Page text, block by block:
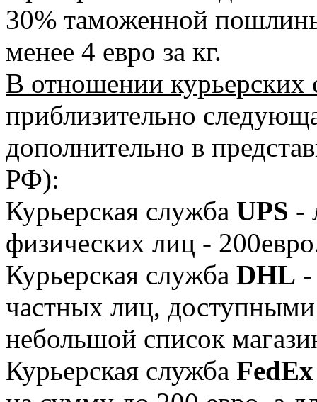
30% таможенной
менее 4 евро за кг.
В отношении курьерских
приблизительно
дополнительно в
РФ):
Курьерская служба UPS -
физических лиц -
Курьерская служба DHL
частных лиц, доступными
небольшой список
Курьерская служба FedEx